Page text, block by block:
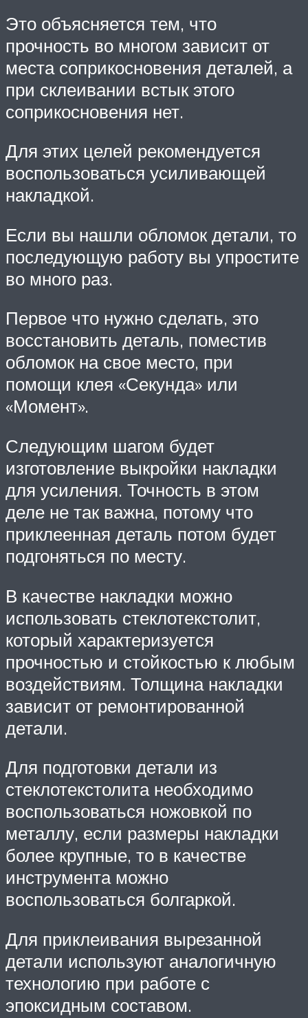
Это объясняется тем, что
прочность во многом зависит от
места соприкосновения деталей, а
при склеивании встык этого
соприкосновения нет.
Для этих целей рекомендуется
воспользоваться усиливающей
накладкой.
Если вы нашли обломок детали, то
последующую работу вы упростите
во много раз.
Первое что нужно сделать, это
восстановить деталь, поместив
обломок на свое место, при
помощи клея «Секунда» или
«Момент».
Следующим шагом будет
изготовление выкройки накладки
для усиления. Точность в этом
деле не так важна, потому что
приклеенная деталь потом будет
подгоняться по месту.
В качестве накладки можно
использовать стеклотекстолит,
который характеризуется
прочностью и стойкостью к любым
воздействиям. Толщина накладки
зависит от ремонтированной
детали.
Для подготовки детали из
стеклотекстолита необходимо
воспользоваться ножовкой по
металлу, если размеры накладки
более крупные, то в качестве
инструмента можно
воспользоваться болгаркой.
Для приклеивания вырезанной
детали используют аналогичную
технологию при работе с
эпоксидным составом.